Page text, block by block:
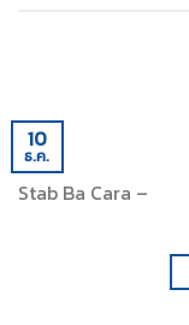
10
ธ.ค.
Stab Ba Cara –